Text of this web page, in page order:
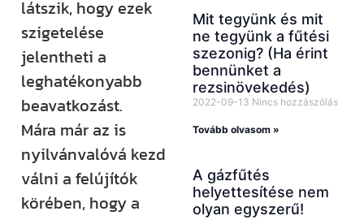
látszik, hogy ezek
szigetelése
jelentheti a
leghatékonyabb
beavatkozást.
Mára már az is
nyilvánvalóvá kezd
válni a felújítók
körében, hogy a
Mit tegyünk és mit
ne tegyünk a fűtési
szezonig? (Ha érint
bennünket a
rezsinövekedés)
2022-09-13 Nincs hozzászólás
Tovább olvasom »
A gázfűtés
helyettesítése nem
olyan egyszerű!